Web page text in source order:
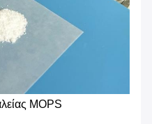
MOPS